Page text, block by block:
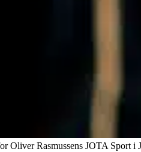
Oliver Rasmussens JOTA Sport